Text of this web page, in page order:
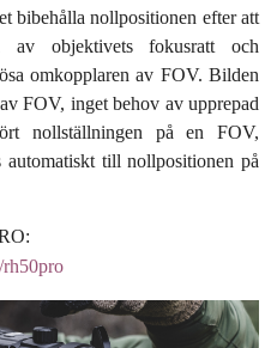
bibehålla nollpositionen efter att
av objektivets fokusratt och
omkopplaren av FOV. Bilden
FOV, inget behov av upprepad
nollställningen på en FOV,
automatiskt till nollpositionen på